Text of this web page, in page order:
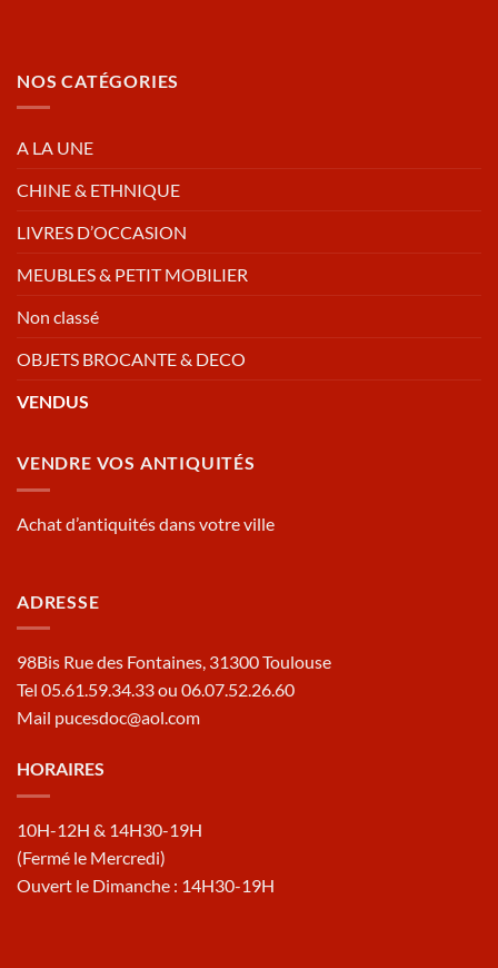
NOS CATÉGORIES
A LA UNE
CHINE & ETHNIQUE
LIVRES D’OCCASION
MEUBLES & PETIT MOBILIER
Non classé
OBJETS BROCANTE & DECO
VENDUS
VENDRE VOS ANTIQUITÉS
Achat d’antiquités dans votre ville
ADRESSE
98Bis Rue des Fontaines, 31300 Toulouse
Tel 05.61.59.34.33 ou 06.07.52.26.60
Mail pucesdoc@aol.com
HORAIRES
10H-12H & 14H30-19H
(Fermé le Mercredi)
Ouvert le Dimanche : 14H30-19H